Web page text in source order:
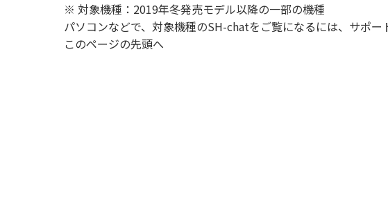
※ 対象機種：2019年冬発売モデル以降の一部の機種
パソコンなどで、対象機種のSH-chatをご覧になるには、サポ
このページの先頭へ